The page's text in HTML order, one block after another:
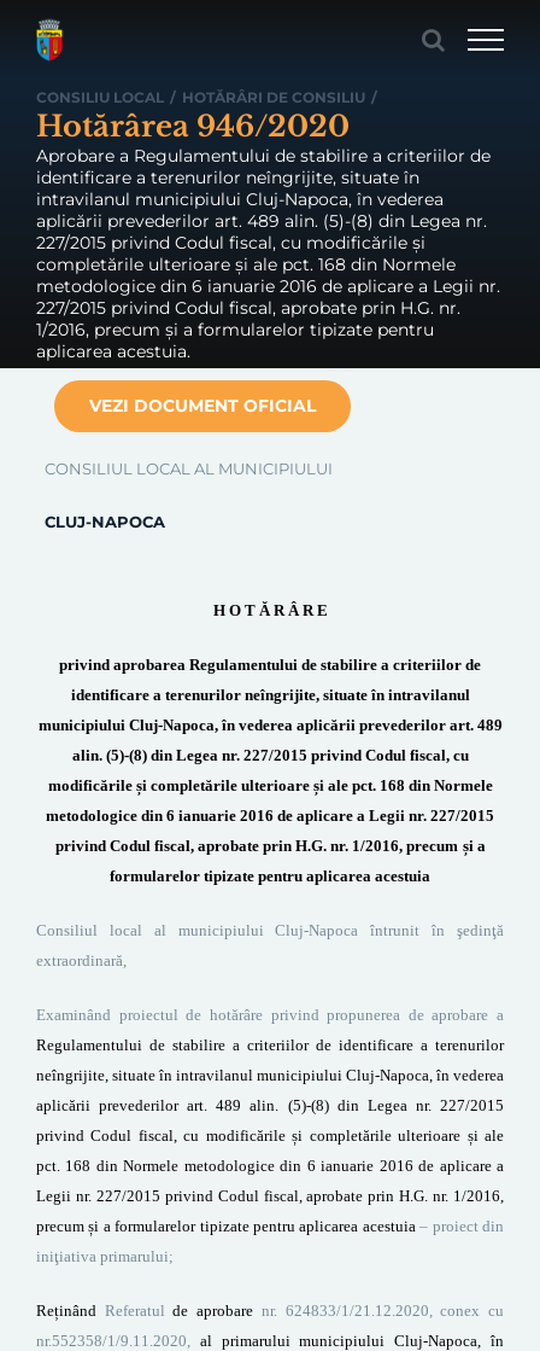
CONSILIU LOCAL / HOTĂRÂRI DE CONSILIU /
Hotărârea 946/2020
Aprobare a Regulamentului de stabilire a criteriilor de
identificare a terenurilor neîngrijite, situate în
intravilanul municipiului Cluj-Napoca, în vederea
aplicării prevederilor art. 489 alin. (5)-(8) din Legea nr.
227/2015 privind Codul fiscal, cu modificările și
completările ulterioare și ale pct. 168 din Normele
metodologice din 6 ianuarie 2016 de aplicare a Legii nr.
227/2015 privind Codul fiscal, aprobate prin H.G. nr.
1/2016, precum și a formularelor tipizate pentru
aplicarea acestuia.
VEZI DOCUMENT OFICIAL
CONSILIUL LOCAL AL MUNICIPIULUI
CLUJ-NAPOCA
H O T Ă R Â R E
privind aprobarea Regulamentului de stabilire a criteriilor de
identificare a terenurilor neîngrijite, situate în intravilanul
municipiului Cluj-Napoca, în vederea aplicării prevederilor art. 489
alin. (5)-(8) din Legea nr. 227/2015 privind Codul fiscal, cu
modificările și completările ulterioare și ale pct. 168 din Normele
metodologice din 6 ianuarie 2016 de aplicare a Legii nr. 227/2015
privind Codul fiscal, aprobate prin H.G. nr. 1/2016, precum și a
formularelor tipizate pentru aplicarea acestuia
Consiliul local al municipiului Cluj-Napoca întrunit în şedinţă
extraordinară,
Examinând proiectul de hotărâre privind propunerea de aprobare a
Regulamentului de stabilire a criteriilor de identificare a terenurilor
neîngrijite, situate în intravilanul municipiului Cluj-Napoca, în vederea
aplicării prevederilor art. 489 alin. (5)-(8) din Legea nr. 227/2015
privind Codul fiscal, cu modificările și completările ulterioare și ale
pct. 168 dinNormele metodologice din 6 ianuarie 2016 de aplicare a
Legii nr. 227/2015 privind Codul fiscal, aprobate prin H.G. nr. 1/2016,
precum și a formularelor tipizate pentru aplicarea acestuia– proiect din
iniţiativa primarului;
Reținând Referatulde aprobare nr. 624833/1/21.12.2020, conex cu
nr.552358/1/9.11.2020, al primarului municipiului Cluj-Napoca, în